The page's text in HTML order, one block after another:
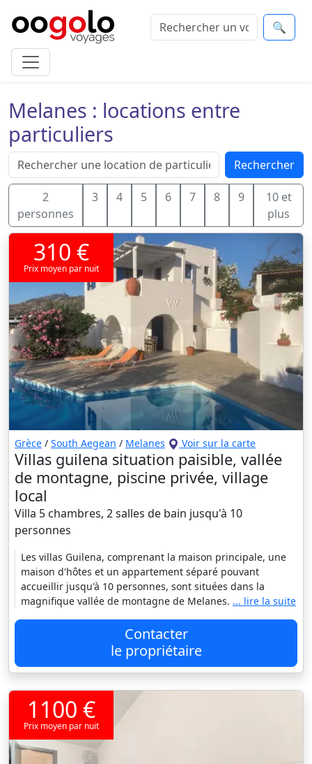
🔍
Melanes : locations entre
particuliers
Rechercher
2
personnes
3 4 5 6 7 8 9
10 et
plus
310 €
Prix moyen par nuit
Grèce / South Aegean / Melanes Voir sur la carte
Villas guilena situation paisible, vallée
de montagne, piscine privée, village
local
Villa 5 chambres, 2 salles de bain jusqu'à 10
personnes
Les villas Guilena, comprenant la maison principale, une
maison d'hôtes et un appartement séparé pouvant
accueillir jusqu'à 10 personnes, sont situées dans la
magnifique vallée de montagne de Melanes. ... lire la suite
Contacter
le propriétaire
1100 €
Prix moyen par nuit